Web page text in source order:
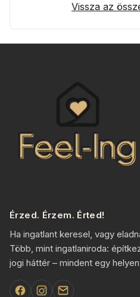
Vissza az
Érzed. Érzem. Érted!
Ha ingatlant keresel, vagy
Több, mint ingatlaniroda:
jogi háttér – mindent egy